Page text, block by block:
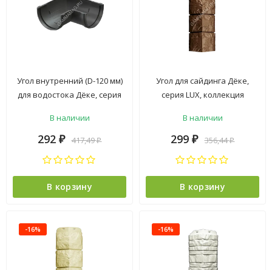
Угол внутренний (D-120 мм)
для водостока Дёке, серия
серый
В наличии
292 ₽ 417,49₽
В корзину
Угол для сайдинга Дёке,
серия LUX, коллекция
В наличии
299 ₽ 356,44₽
В корзину
-16% -16%